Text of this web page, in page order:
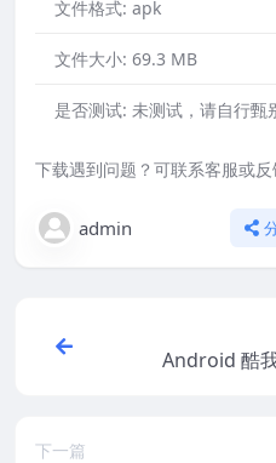
文件格式: apk
文件大小: 69.3 MB
是否测试: 未测试，请自行甄
下载遇到问题？可联系客服或
admin
Android 酷
下一篇